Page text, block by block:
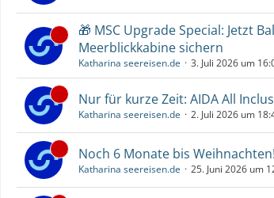
🎁 MSC Upgrade Special: Jetzt
Meerblickkabine sichern
Katharina seereisen.de 3. Juli 2026 um
Nur für kurze Zeit: AIDA All
Katharina seereisen.de 2. Juli 2026 um
Noch 6 Monate bis Weihnachten!
Katharina seereisen.de 25. Juni 2026 um